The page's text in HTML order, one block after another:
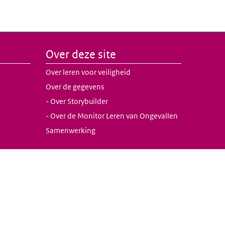
Over deze site
Over leren voor veiligheid
Over de gegevens
- Over Storybuilder
- Over de Monitor Leren van Ongevallen
Samenwerking